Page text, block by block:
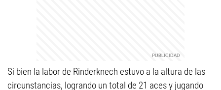
Si bien la labor de Rinderknech estuvo a la altura de las
circunstancias, logrando un total de 21 aces y jugando